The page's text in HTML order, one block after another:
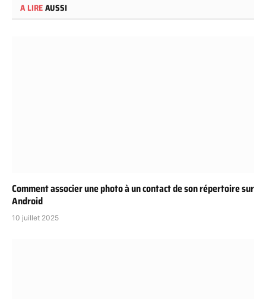
A LIREAUSSI
Comment associer une photo à un contact de son répertoire sur
Android
10 juillet 2025